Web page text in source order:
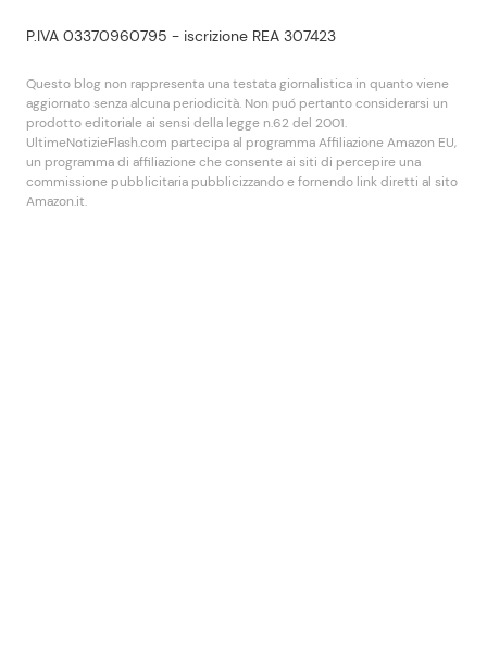
P.IVA 03370960795 - iscrizione REA 307423
Questo blog non rappresenta una testata giornalistica in quanto viene
aggiornato senza alcuna periodicità. Non puó pertanto considerarsi un
prodotto editoriale ai sensi della legge n.62 del 2001.
UltimeNotizieFlash.com partecipa al programma Affiliazione Amazon EU,
un programma di affiliazione che consente ai siti di percepire una
commissione pubblicitaria pubblicizzando e fornendo link diretti al sito
Amazon.it.